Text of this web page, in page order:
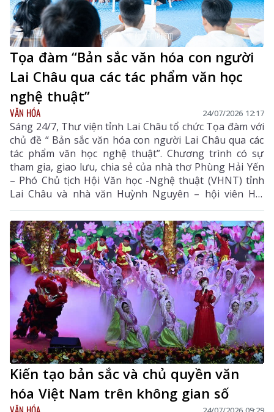
Tọa đàm “Bản sắc văn hóa con người
Lai Châu qua các tác phẩm văn học
nghệ thuật”
VĂN HÓA 24/07/2026 12:17
Sáng 24/7, Thư viện tỉnh Lai Châu tổ chức Tọa đàm với
chủ đề “ Bản sắc văn hóa con người Lai Châu qua các
tác phẩm văn học nghệ thuật”. Chương trình có sự
tham gia, giao lưu, chia sẻ của nhà thơ Phùng Hải Yến
– Phó Chủ tịch Hội Văn học -Nghệ thuật (VHNT) tỉnh
Lai Châu và nhà văn Huỳnh Nguyên – hội viên Hội
VHNT các dân tộc thiểu số Việt Nam, hội viên Hội
VHNT tỉnh Lai Châu và đông đảo bạn đọc, đặc biệt là
các em thiếu nhi yêu sách.
Kiến tạo bản sắc và chủ quyền văn
hóa Việt Nam trên không gian số